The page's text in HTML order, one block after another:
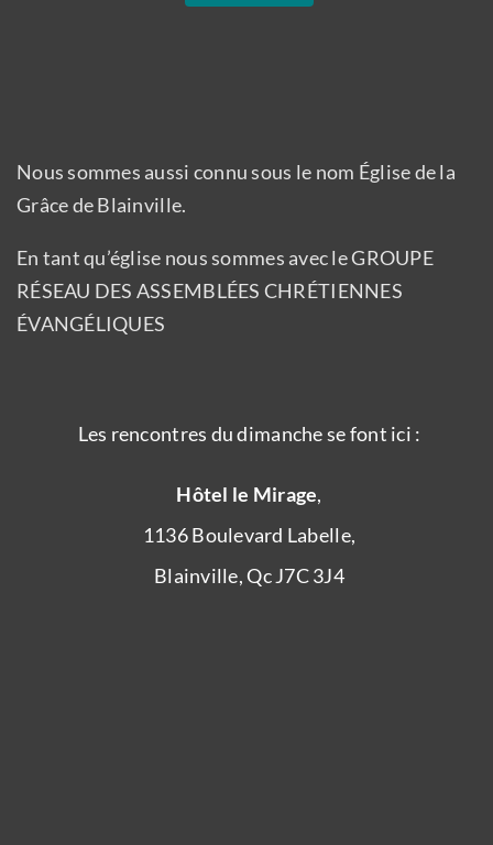
Nous sommes aussi connu sous le nom Église de la
Grâce de Blainville.
En tant qu’église nous sommes avec le GROUPE
RÉSEAU DES ASSEMBLÉES CHRÉTIENNES
ÉVANGÉLIQUES
Les rencontres du dimanche se font ici :
Hôtel le Mirage,
1136 Boulevard Labelle,
Blainville, Qc J7C 3J4